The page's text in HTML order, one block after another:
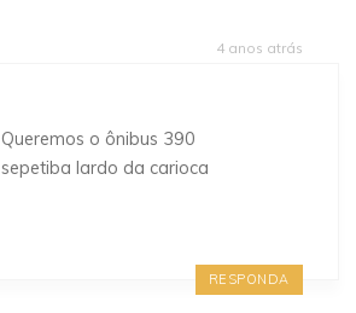
4 anos atrás
Queremos o ônibus 390
sepetiba lardo da carioca
RESPONDA